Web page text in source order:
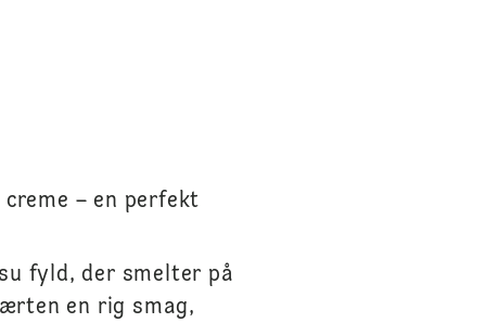
– en perfekt
fyld, der smelter på
en rig smag,